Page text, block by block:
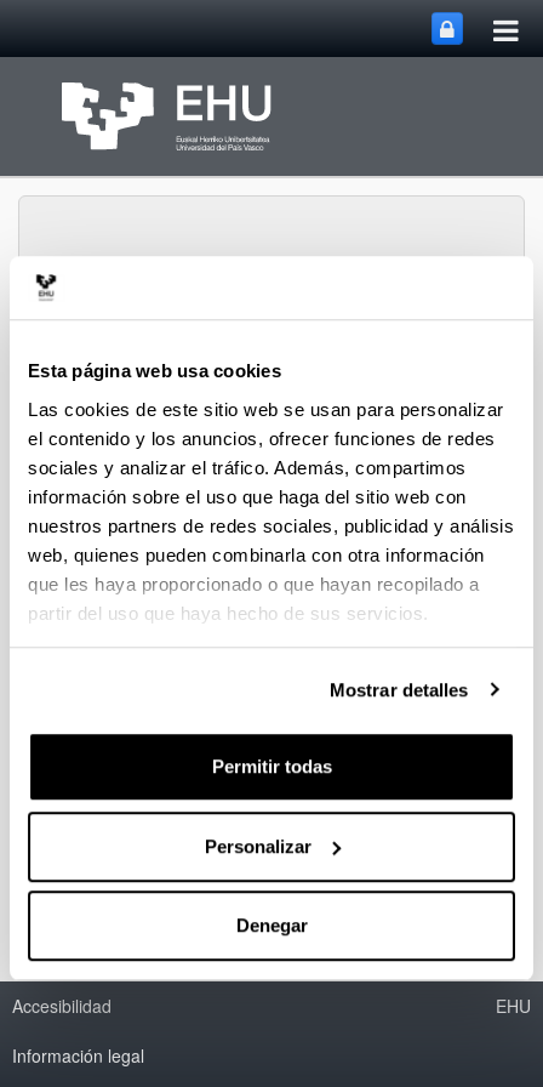
Esta página web usa cookies
Las cookies de este sitio web se usan para personalizar
el contenido y los anuncios, ofrecer funciones de redes
sociales y analizar el tráfico. Además, compartimos
información sobre el uso que haga del sitio web con
nuestros partners de redes sociales, publicidad y análisis
web, quienes pueden combinarla con otra información
que les haya proporcionado o que hayan recopilado a
partir del uso que haya hecho de sus servicios.
Mostrar detalles
Permitir todas
Personalizar
Denegar
CPWV
Tesis doctorales de 2011
Erdiko hodi ezberdinez hornituriko
iturri oahntze konikoen ikerketa
hidrodinamikoa eta beraien
Haritz Altzibar Manterola
2011
Personas encargadas de la dirección:
M. Olazar Aurrecoechea y M.J. San José Álvarez
Accesibilidad
Información legal
EHU